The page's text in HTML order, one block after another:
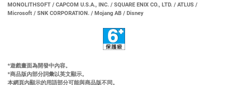
MONOLITHSOFT / CAPCOM U.S.A., INC. / SQUARE ENIX CO., LTD. / ATLUS /
Microsoft / SNK CORPORATION. / Mojang AB / Disney
遊戲畫面為開發中內容。
商品版內部分詞彙以英文顯示。
本網頁內顯示的用語部分可能與商品版不同。